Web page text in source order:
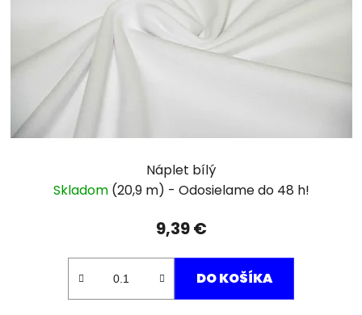
Náplet bílý
Skladom (20,9 m)
9,39 €
DO KOŠÍKA